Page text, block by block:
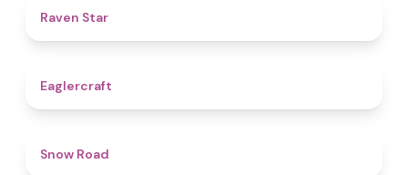
Raven Star
Eaglercraft
Snow Road